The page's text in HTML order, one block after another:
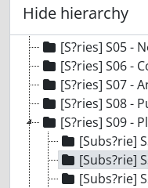
Hide hierarchy
[S?ries] S03 -
[S?ries] S04 -
[S?ries] S05 -
[S?ries] S06 -
[S?ries] S07 -
[S?ries] S08 -
[S?ries] S09 -
[Subs?rie]
[Subs?rie]
[Subs?rie]